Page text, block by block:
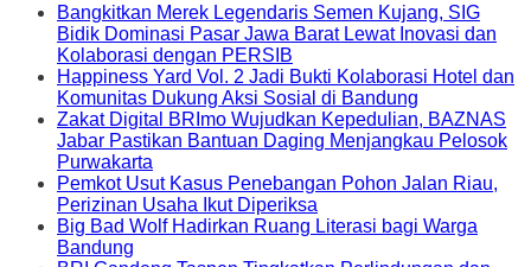
Bangkitkan Merek Legendaris Semen Kujang, SIG
Bidik Dominasi Pasar Jawa Barat Lewat Inovasi dan
Kolaborasi dengan PERSIB
Happiness Yard Vol. 2 Jadi Bukti Kolaborasi Hotel dan
Komunitas Dukung Aksi Sosial di Bandung
Zakat Digital BRImo Wujudkan Kepedulian, BAZNAS
Jabar Pastikan Bantuan Daging Menjangkau Pelosok
Purwakarta
Pemkot Usut Kasus Penebangan Pohon Jalan Riau,
Perizinan Usaha Ikut Diperiksa
Big Bad Wolf Hadirkan Ruang Literasi bagi Warga
Bandung